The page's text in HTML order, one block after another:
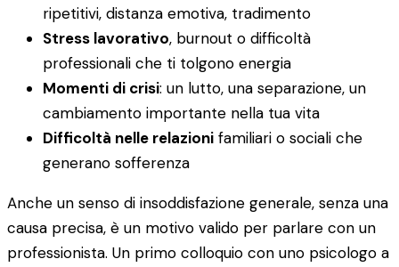
ripetitivi, distanza emotiva, tradimento
Stress lavorativo, burnout o difficoltà
professionali che ti tolgono energia
Momenti di crisi: un lutto, una separazione, un
cambiamento importante nella tua vita
Difficoltà nelle relazioni familiari o sociali che
generano sofferenza
Anche un senso di insoddisfazione generale, senza una
causa precisa, è un motivo valido per parlare con un
professionista. Un primo colloquio con uno psicologo a